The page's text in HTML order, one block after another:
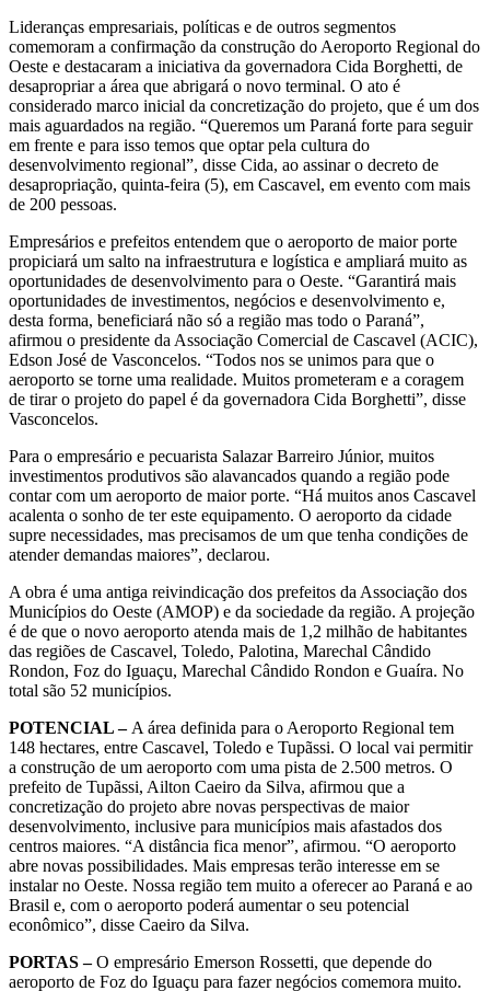
Lideranças empresariais, políticas e de outros segmentos
comemoram a confirmação da construção do Aeroporto Regional do
Oeste e destacaram a iniciativa da governadora Cida Borghetti, de
desapropriar a área que abrigará o novo terminal. O ato é
considerado marco inicial da concretização do projeto, que é um dos
mais aguardados na região. “Queremos um Paraná forte para seguir
em frente e para isso temos que optar pela cultura do
desenvolvimento regional”, disse Cida, ao assinar o decreto de
desapropriação, quinta-feira (5), em Cascavel, em evento com mais
de 200 pessoas.
Empresários e prefeitos entendem que o aeroporto de maior porte
propiciará um salto na infraestrutura e logística e ampliará muito as
oportunidades de desenvolvimento para o Oeste. “Garantirá mais
oportunidades de investimentos, negócios e desenvolvimento e,
desta forma, beneficiará não só a região mas todo o Paraná”,
afirmou o presidente da Associação Comercial de Cascavel (ACIC),
Edson José de Vasconcelos. “Todos nos se unimos para que o
aeroporto se torne uma realidade. Muitos prometeram e a coragem
de tirar o projeto do papel é da governadora Cida Borghetti”, disse
Vasconcelos.
Para o empresário e pecuarista Salazar Barreiro Júnior, muitos
investimentos produtivos são alavancados quando a região pode
contar com um aeroporto de maior porte. “Há muitos anos Cascavel
acalenta o sonho de ter este equipamento. O aeroporto da cidade
supre necessidades, mas precisamos de um que tenha condições de
atender demandas maiores”, declarou.
A obra é uma antiga reivindicação dos prefeitos da Associação dos
Municípios do Oeste (AMOP) e da sociedade da região. A projeção
é de que o novo aeroporto atenda mais de 1,2 milhão de habitantes
das regiões de Cascavel, Toledo, Palotina, Marechal Cândido
Rondon, Foz do Iguaçu, Marechal Cândido Rondon e Guaíra. No
total são 52 municípios.
POTENCIAL –A área definida para o Aeroporto Regional tem
148 hectares, entre Cascavel, Toledo e Tupãssi. O local vai permitir
a construção de um aeroporto com uma pista de 2.500 metros. O
prefeito de Tupãssi, Ailton Caeiro da Silva, afirmou que a
concretização do projeto abre novas perspectivas de maior
desenvolvimento, inclusive para municípios mais afastados dos
centros maiores. “A distância fica menor”, afirmou. “O aeroporto
abre novas possibilidades. Mais empresas terão interesse em se
instalar no Oeste. Nossa região tem muito a oferecer ao Paraná e ao
Brasil e, com o aeroporto poderá aumentar o seu potencial
econômico”, disse Caeiro da Silva.
PORTAS –O empresário Emerson Rossetti, que depende do
aeroporto de Foz do Iguaçu para fazer negócios comemora muito.